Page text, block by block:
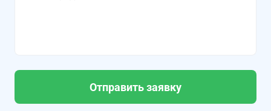
Отправить заявку